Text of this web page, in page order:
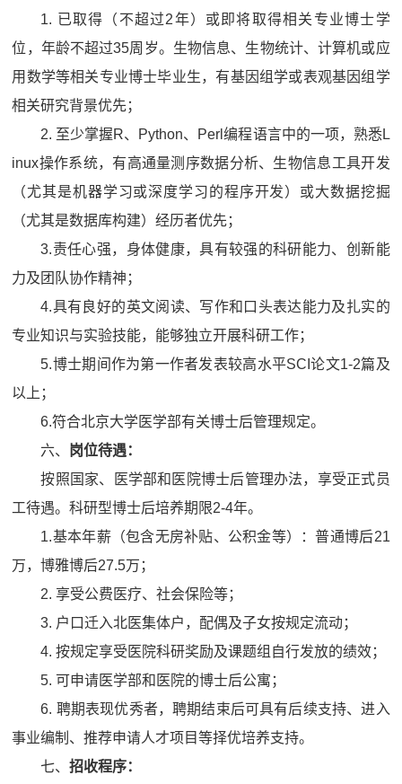
1. 已取得（不超过2年）或即将取得相关专业博士学
位，年龄不超过35周岁。生物信息、生物统计、计算机或应
用数学等相关专业博士毕业生，有基因组学或表观基因组学
相关研究背景优先；
2. 至少掌握R、Python、Perl编程语言中的一项，熟悉L
inux操作系统，有高通量测序数据分析、生物信息工具开发
（尤其是机器学习或深度学习的程序开发）或大数据挖掘
（尤其是数据库构建）经历者优先；
3.责任心强，身体健康，具有较强的科研能力、创新能
力及团队协作精神；
4.具有良好的英文阅读、写作和口头表达能力及扎实的
专业知识与实验技能，能够独立开展科研工作；
5.博士期间作为第一作者发表较高水平SCI论文1-2篇及
以上；
6.符合北京大学医学部有关博士后管理规定。
六、 岗位待遇：
按照国家、医学部和医院博士后管理办法，享受正式员
工待遇。科研型博士后培养期限2-4年。
1.基本年薪（包含无房补贴、公积金等）：普通博后21
万，博雅博后27.5万；
2. 享受公费医疗、社会保险等；
3. 户口迁入北医集体户，配偶及子女按规定流动；
4. 按规定享受医院科研奖励及课题组自行发放的绩效；
5. 可申请医学部和医院的博士后公寓；
6. 聘期表现优秀者，聘期结束后可具有后续支持、进入
事业编制、推荐申请人才项目等择优培养支持。
七、招收程序：